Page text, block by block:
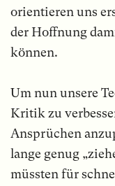
orientieren uns
der Hoffnung
können.
Um nun unsere
Kritik zu
Ansprüchen
lange genug
müssten für